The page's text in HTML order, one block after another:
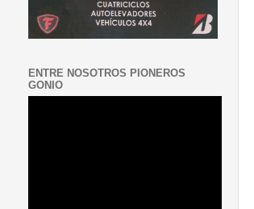
ENTRE NOSOTROS PIONEROS
GONIO